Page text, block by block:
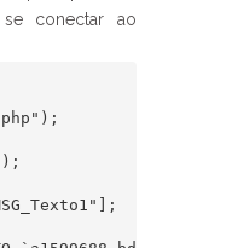
conectar ao